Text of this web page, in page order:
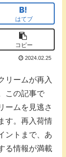
はてブ
コピー
2024.02.25
リームが再入
この記事で
ームを見逃さ
す。再入荷情
ントまで、あ
る情報が満載